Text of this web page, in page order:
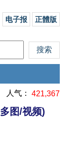
电子报 正體版
人气： 421,367
图/视频)